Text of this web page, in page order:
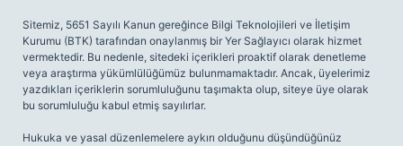
Sitemiz, 5651 Sayılı Kanun gereğince Bilgi Teknolojileri ve İletişim
Kurumu (BTK) tarafından onaylanmış bir Yer Sağlayıcı olarak hizmet
vermektedir. Bu nedenle, sitedeki içerikleri proaktif olarak denetleme
veya araştırma yükümlülüğümüz bulunmamaktadır. Ancak, üyelerimiz
yazdıkları içeriklerin sorumluluğunu taşımakta olup, siteye üye olarak
bu sorumluluğu kabul etmiş sayılırlar.
Hukuka ve yasal düzenlemelere aykırı olduğunu düşündüğünüz